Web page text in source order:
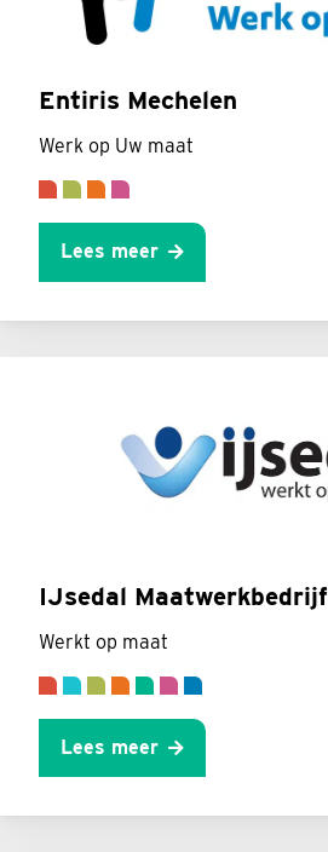
Entiris Mechelen
Werk op Uw maat
Lees meer
IJsedal Maatwerkbedrijf
Werkt op maat
Lees meer